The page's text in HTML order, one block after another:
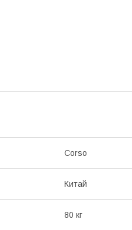
Corso
Китай
80 кг